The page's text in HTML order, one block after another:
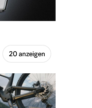
20 anzeigen